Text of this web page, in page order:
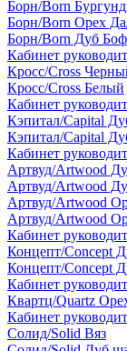
Борн/Born
Борн/Born Орех
Борн/Born Дуб
Кабинет
Кросс/Cross
Кросс/Cross Белый
Кабинет
Кэпитал/Capital
Кэпитал/Capital
Кабинет
Артвуд/Artwood
Артвуд/Artwood
Артвуд/Artwood
Артвуд/Artwood
Кабинет
Концепт/Concept
Концепт/Concept
Кабинет
Квартц/Quartz
Кабинет
Солид/Solid Вяз